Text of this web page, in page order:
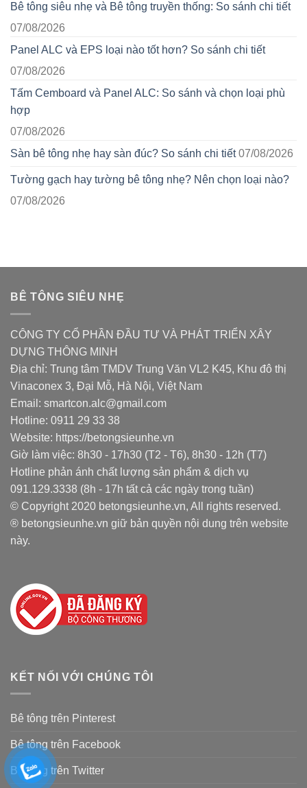
Bê tông siêu nhẹ và Bê tông truyền thống: So sánh chi tiết
07/08/2026
Panel ALC và EPS loại nào tốt hơn? So sánh chi tiết
07/08/2026
Tấm Cemboard và Panel ALC: So sánh và chọn loại phù
hợp
07/08/2026
Sàn bê tông nhẹ hay sàn đúc? So sánh chi tiết 07/08/2026
Tường gạch hay tường bê tông nhẹ? Nên chọn loại nào?
07/08/2026
BÊ TÔNG SIÊU NHẸ
CÔNG TY CỔ PHẦN ĐẦU TƯ VÀ PHÁT TRIỂN XÂY
DỰNG THÔNG MINH
Địa chỉ: Trung tâm TMDV Trung Văn VL2 K45, Khu đô thị
Vinaconex 3, Đại Mỗ, Hà Nội, Việt Nam
Email: smartcon.alc@gmail.com
Hotline: 0911 29 33 38
Website: https://betongsieunhe.vn
Giờ làm việc: 8h30 - 17h30 (T2 - T6), 8h30 - 12h (T7)
Hotline phản ánh chất lượng sản phẩm & dịch vụ
091.129.3338 (8h - 17h tất cả các ngày trong tuần)
© Copyright 2020 betongsieunhe.vn, All rights reserved.
® betongsieunhe.vn giữ bản quyền nội dung trên website
này.
KẾT NỐI VỚI CHÚNG TÔI
Bê tông trên Pinterest
Bê tông trên Facebook
Bê tông trên Twitter